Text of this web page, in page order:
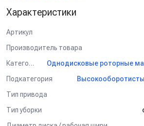
маневренности.
- Регулируемое давление щетки на
щёточный узел обеспечивают оптимальную
производительность и защиту напольного
повреждений.
повреждения двигателя.
- Низкий уровень шума (67 дБА)
Комплект поставки:
Характеристики
Артикул
Производитель товара
Категория
Подкатегория
Тип привода
Тип уборки